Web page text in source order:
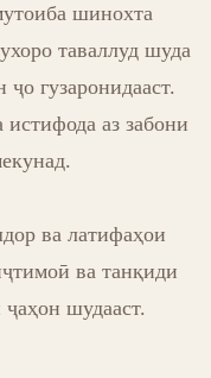
шинохта
таваллуд шуда
гузаронидааст.
аз забони
ва латифаҳои
ва танқиди
шудааст.